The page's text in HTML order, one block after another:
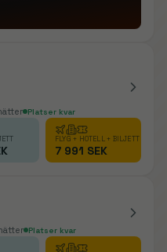
Platser kvar
FLYG + HOTELL + BILJETT
7 991 SEK
Platser kvar